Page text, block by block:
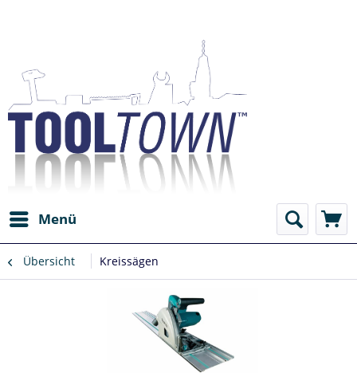
Menü
Übersicht Kreissägen